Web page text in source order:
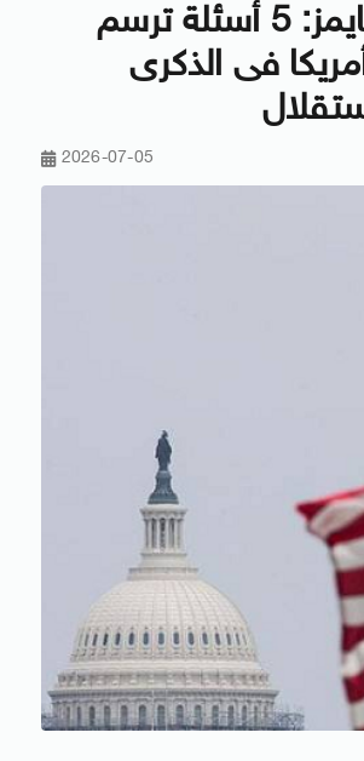
نيويورك تايمز: 5 أسئلة ترسم
فى الذكرى
2026-07-05